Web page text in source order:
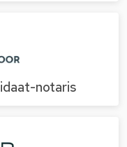
notaris